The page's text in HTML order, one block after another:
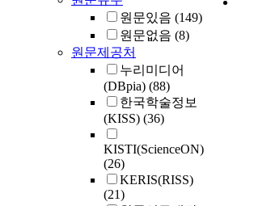
원문있음 (149)
원문없음 (8)
원문제공처
누리미디어
(DBpia) (88)
한국학술정보
(KISS) (36)
KISTI(ScienceON)
(26)
KERIS(RISS)
(21)